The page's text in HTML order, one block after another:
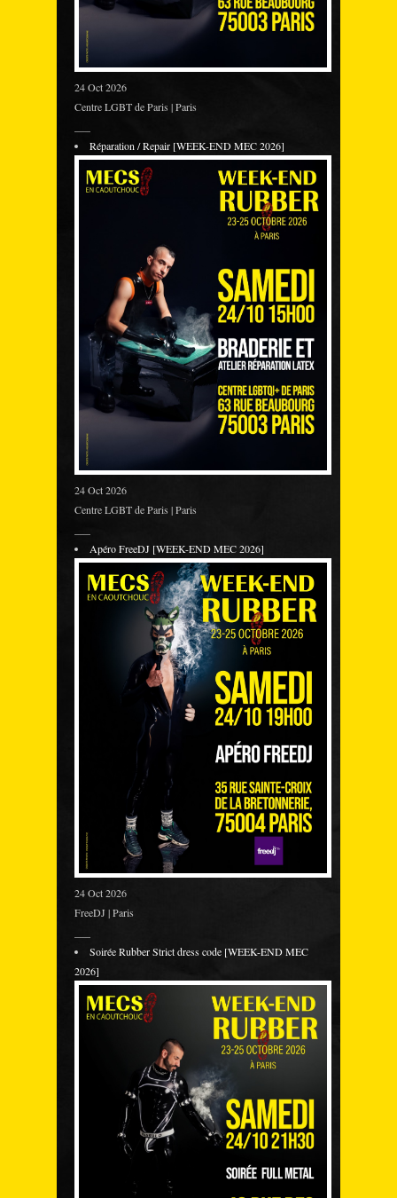
24 Oct 2026
Centre LGBT de Paris | Paris
Réparation / Repair [WEEK-END MEC 2026]
24 Oct 2026
Centre LGBT de Paris | Paris
Apéro FreeDJ [WEEK-END MEC 2026]
24 Oct 2026
FreeDJ | Paris
Soirée Rubber Strict dress code [WEEK-END MEC
2026]